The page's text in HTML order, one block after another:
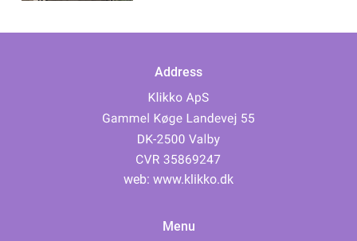
Address
web: www.klikko.dk
Menu